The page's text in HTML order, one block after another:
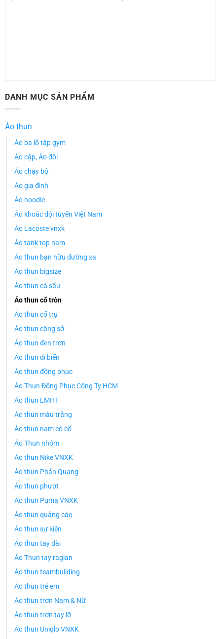
DANH MỤC SẢN PHẨM
Áo thun
Áo ba lỗ tập gym
Áo cặp, Áo đôi
Áo chạy bộ
Áo gia đình
Áo hoodie
Áo khoác đội tuyển Việt Nam
Áo Lacoste vnxk
Áo tank top nam
Áo thun bạn hữu đường xa
Áo thun bigsize
Áo thun cá sấu
Áo thun cổ tròn
Áo thun cổ trụ
Áo thun công sở
Áo thun đen trơn
Áo thun đi biển
Áo thun đồng phục
Áo Thun Đồng Phục Công Ty HCM
Áo thun LMHT
Áo thun màu trắng
Áo thun nam có cổ
Áo Thun nhóm
Áo thun Nike VNXK
Áo thun Phản Quang
Áo thun phượt
Áo thun Puma VNXK
Áo thun quảng cáo
Áo thun sự kiện
Áo thun tay dài
Áo Thun tay raglan
Áo thun teambuilding
Áo thun trẻ em
Áo thun trơn Nam & Nữ
Áo thun trơn tay lỡ
Áo thun Uniqlo VNXK